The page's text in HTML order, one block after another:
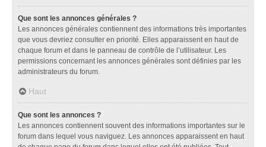
Que sont les annonces générales ?
Les annonces générales contiennent des informations très importantes
que vous devriez consulter en priorité. Elles apparaissent en haut de
chaque forum et dans le panneau de contrôle de l’utilisateur. Les
permissions concernant les annonces générales sont définies par les
administrateurs du forum.
Haut
Que sont les annonces ?
Les annonces contiennent souvent des informations importantes sur le
forum dans lequel vous naviguez. Les annonces apparaissent en haut